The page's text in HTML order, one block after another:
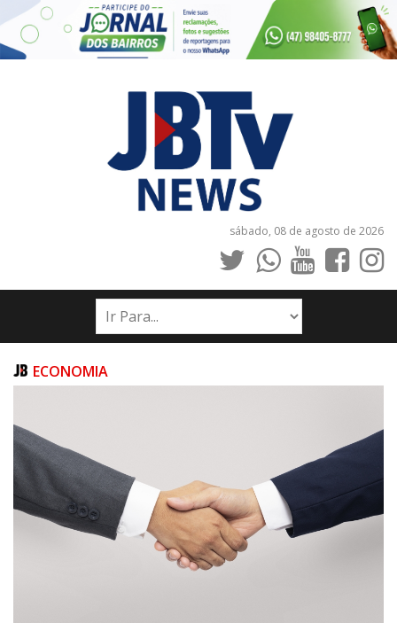
sábado, 08 de agosto de 2026
INÍCIO
NOTÍCIAS
ECONOMIA